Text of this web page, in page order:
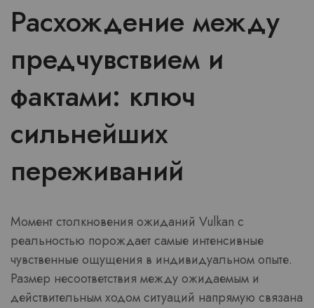
Расхождение между
предчувствием и
фактами: ключ
сильнейших
переживаний
Момент столкновения ожиданий Vulkan с
реальностью порождает самые интенсивные
чувственные ощущения в индивидуальном опыте.
Размер несоответствия между ожидаемым и
действительным ходом ситуаций напрямую связана